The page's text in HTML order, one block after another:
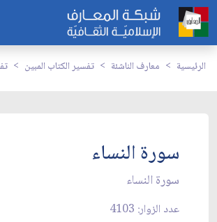
الرئيسية معارف الناشئة تفسير الكتاب المبين
سورة النساء
سورة النساء
عدد الزوار: 4103